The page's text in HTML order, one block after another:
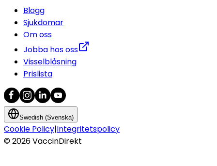
Blogg
Sjukdomar
Om oss
Jobba hos oss
Visselblåsning
Prislista
Swedish (Svenska)
Cookie Policy|Integritetspolicy
©2026VaccinDirekt